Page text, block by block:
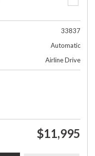
33837
Automatic
Airline Drive
$11,995